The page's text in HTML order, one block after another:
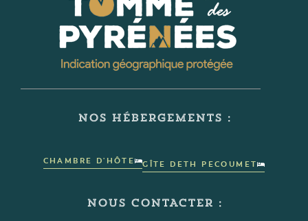
NOS HÉBERGEMENTS :
CHAMBRE D'HÔTE GÎTE DETH PECOUMET
NOUS CONTACTER :